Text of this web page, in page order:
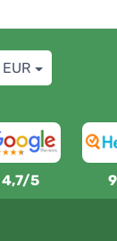
4,7/5